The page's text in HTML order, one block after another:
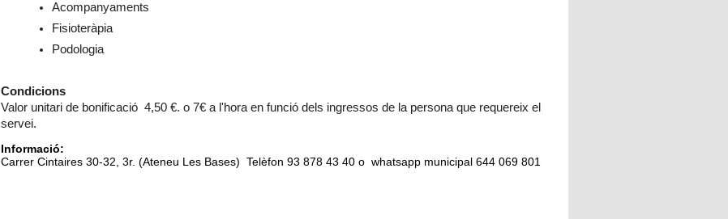
Acompanyaments
Fisioteràpia
Podologia
Condicions
Valor unitari de bonificació 4,50 €. o 7€ a l'hora en funció dels ingressos de la persona que requereix el
servei.
Informació:
Carrer Cintaires 30-32, 3r. (Ateneu Les Bases) Telèfon 93 878 43 40 o whatsapp municipal 644 069 801